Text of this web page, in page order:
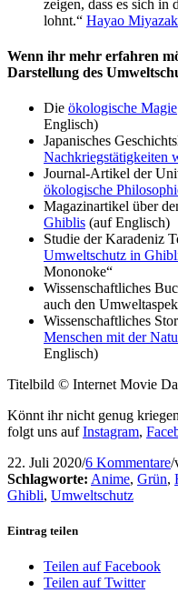
zeigen, dass es sich in
lohnt.“ Hayao
Wenn ihr mehr erfahren
Darstellung des
Die ökologische Magie
Englisch)
Japanisches
Nachkriegstätigkeiten
Journal-Artikel der
ökologische
Magazinartikel über
Ghiblis (auf Englisch)
Studie der Karadeniz
Umweltschutz in
Mononoke“
Wissenschaftliches
auch den
Wissenschaftliches
Menschen mit der
Englisch)
Titelbild © Internet Movie
Könnt ihr nicht genug
folgt uns aufInstagram,
22. Juli 2020/6 Kommentare/
Schlagworte: Anime, Grün,
Ghibli, Umweltschutz
Eintrag teilen
Teilen auf Facebook
Teilen auf Twitter